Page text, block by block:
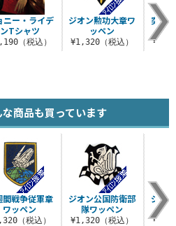
ニー・ライデ
ンTシャツ
（税込）
ジオン勲功大章ワ
ッペン
¥1,320（税込）
突撃
商品も買っています
間戦争従軍章
ワッペン
（税込）
ジオン公国防衛部
隊ワッペン
¥1,320（税込）
ジオ